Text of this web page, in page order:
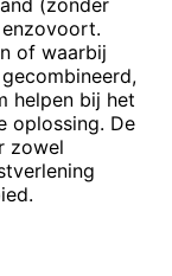
(zonder
of waarbij
helpen bij het
oplossing. De
zowel